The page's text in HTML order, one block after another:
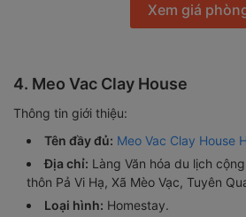
Xem giá
4. Meo Vac Clay House
Thông tin giới thiệu:
Tên đầy đủ: Meo Vac Clay House
Địa chỉ: Làng Văn hóa du lịch
thôn Pả Vi Hạ, Xã Mèo Vạc, Tuyên
Loại hình: Homestay.